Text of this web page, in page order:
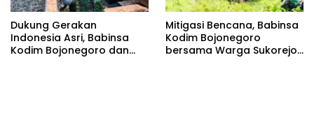
Dukung Gerakan
Indonesia Asri, Babinsa
Kodim Bojonegoro dan
Mitigasi Bencana, Babinsa
Kodim Bojonegoro
bersama Warga Sukorejo